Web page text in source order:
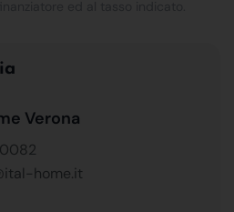
Verona
home.it